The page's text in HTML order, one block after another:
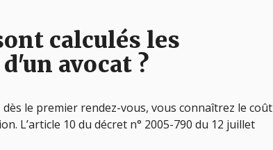
calculés les
avocat ?
dès le premier rendez-vous, vous connaîtrez le coût
L’article 10 du décret n° 2005-790 du 12 juillet